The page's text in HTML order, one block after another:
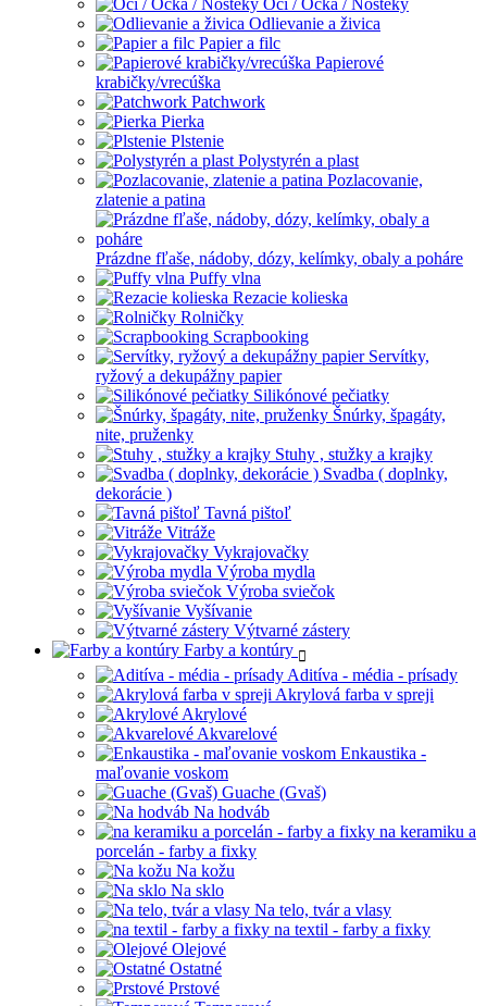
Oči / Očká / Nošteky
Odlievanie a živica
Papier a filc
Papierové
krabičky/vrecúška
Patchwork
Pierka
Plstenie
Polystyrén a plast
Pozlacovanie,
zlatenie a patina
Prázdne fľaše, nádoby, dózy, kelímky, obaly a poháre
Puffy vlna
Rezacie kolieska
Rolničky
Scrapbooking
Servítky,
ryžový a dekupážny papier
Silikónové pečiatky
Šnúrky, špagáty,
nite, pruženky
Stuhy , stužky a krajky
Svadba ( doplnky,
dekorácie )
Tavná pištoľ
Vitráže
Vykrajovačky
Výroba mydla
Výroba sviečok
Vyšívanie
Výtvarné zástery
Farby a kontúry
Aditíva - média - prísady
Akrylová farba v spreji
Akrylové
Akvarelové
Enkaustika -
maľovanie voskom
Guache (Gvaš)
Na hodváb
na keramiku a
porcelán - farby a fixky
Na kožu
Na sklo
Na telo, tvár a vlasy
na textil - farby a fixky
Olejové
Ostatné
Prstové